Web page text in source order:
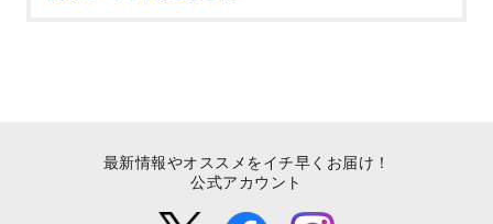
最新情報やオススメをイチ早くお届け！
公式アカウント